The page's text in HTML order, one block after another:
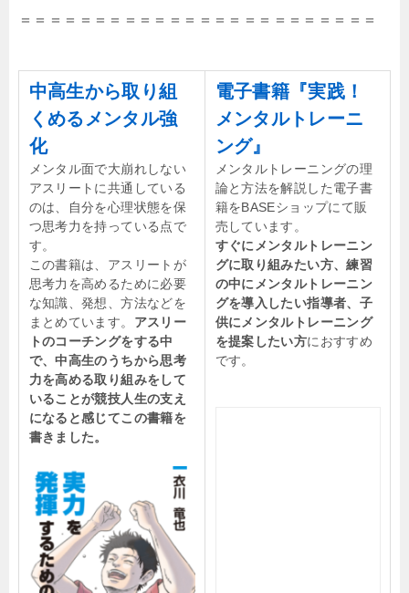
＝＝＝＝＝＝＝＝＝＝＝＝＝＝＝＝＝＝＝＝＝＝＝＝
中高生から取り組
くめるメンタル強
化
メンタル面で大崩れしない
アスリートに共通している
のは、自分を心理状態を保
つ思考力を持っている点で
す。
この書籍は、アスリートが
思考力を高めるために必要
な知識、発想、方法などを
まとめています。 アスリー
トのコーチングをする中
で、中高生のうちから思考
力を高める取り組みをして
いることが競技人生の支え
になると感じてこの書籍を
書きました。
電子書籍『実践！
メンタルトレーニ
ング』
メンタルトレーニングの理
論と方法を解説した電子書
籍をBASEショップにて販
売しています。
すぐにメンタルトレーニン
グに取り組みたい方、練習
の中にメンタルトレーニン
グを導入したい指導者、子
供にメンタルトレーニング
を提案したい方におすすめ
です。